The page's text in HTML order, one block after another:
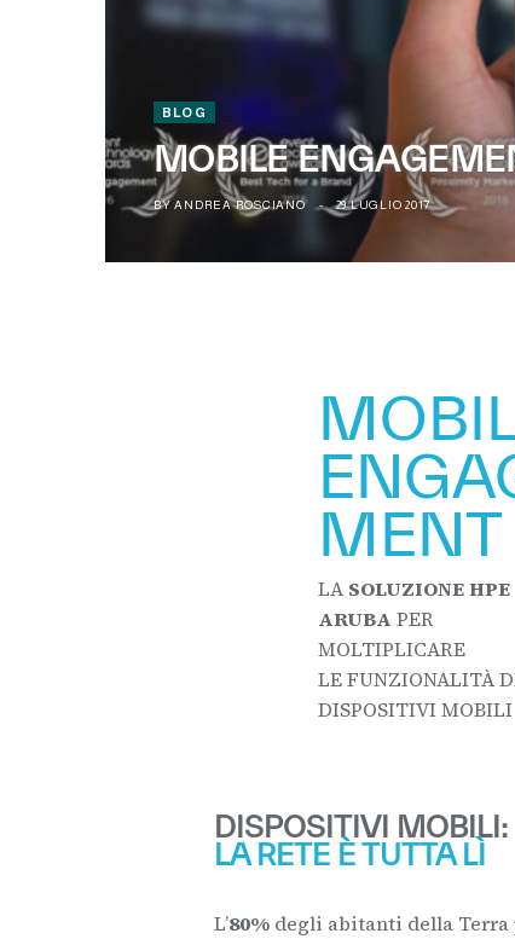
BLOG
MOBILE
BY ANDREA ROSCIANO 29 LUGLIO 2017
MENT
LA SOLUZIONE HPE
ARUBA PER
MOLTIPLICARE
LE FUNZIONALITÀ
DISPOSITIVI MOBILI
DISPOSITIVI MOBILI:
LA RETE È TUTTA LÌ
L’80% degli abitanti della Terra